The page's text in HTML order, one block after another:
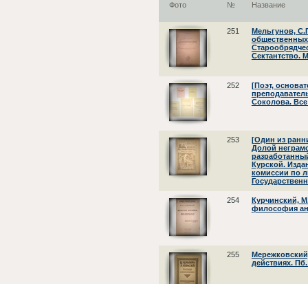
Фото № Название
251
Мельгунов,
Сектантство.
252
[Поэт,
Соколова.
253
[Один из
Долой
Курской.
комиссии по
254
Курчинский,
философия
255
действиях.